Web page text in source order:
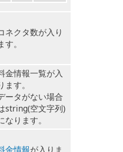
ネクタ数が入り
す。
金情報一覧が入
ます。
ータがない場合
string(空文字列)
なります。
金情報が入りま